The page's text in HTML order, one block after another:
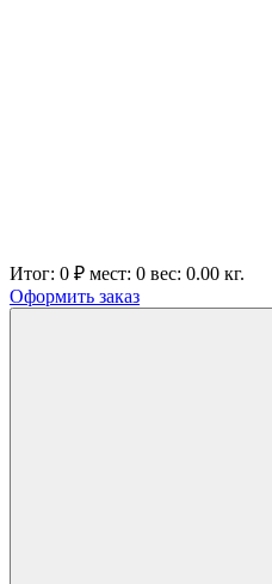
Итог: 0 ₽ мест: 0 вес: 0.00 кг.
Оформить заказ